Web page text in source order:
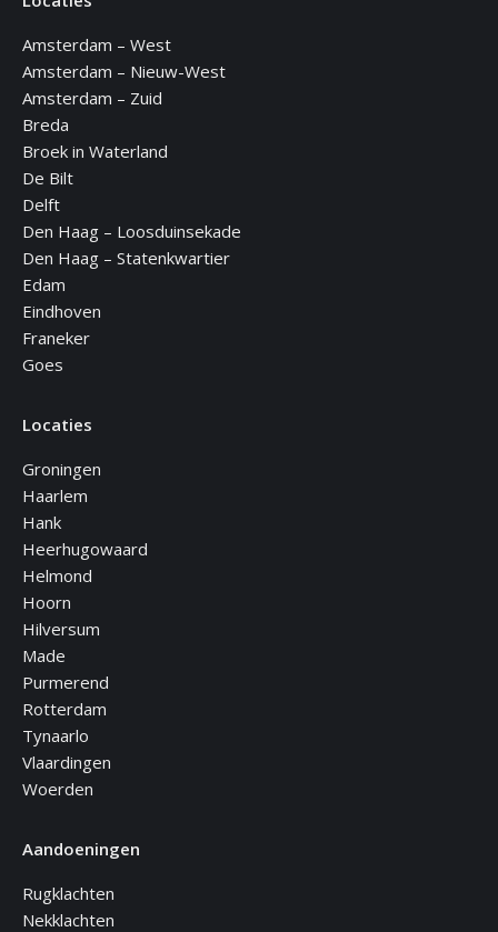
opens
new
window
opens
new
window
new
window
in
new
window
new
Amsterdam – West
Amsterdam – Nieuw-West
Amsterdam – Zuid
Breda
Broek in Waterland
De Bilt
Delft
Den Haag – Loosduinsekade
Den Haag – Statenkwartier
Edam
Eindhoven
Franeker
Goes
Locaties
Groningen
Haarlem
Hank
Heerhugowaard
Helmond
Hoorn
Hilversum
Made
Purmerend
Rotterdam
Tynaarlo
Vlaardingen
Woerden
Aandoeningen
Rugklachten
Nekklachten